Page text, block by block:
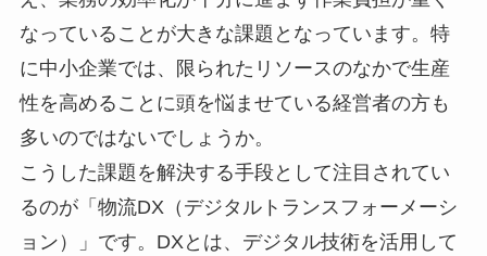
なっていることが大きな課題となっています。特
に中小企業では、限られたリソースのなかで生産
性を高めることに頭を悩ませている経営者の方も
多いのではないでしょうか。
こうした課題を解決する手段として注目されてい
るのが「物流DX（デジタルトランスフォーメーシ
ョン）」です。DXとは、デジタル技術を活用して